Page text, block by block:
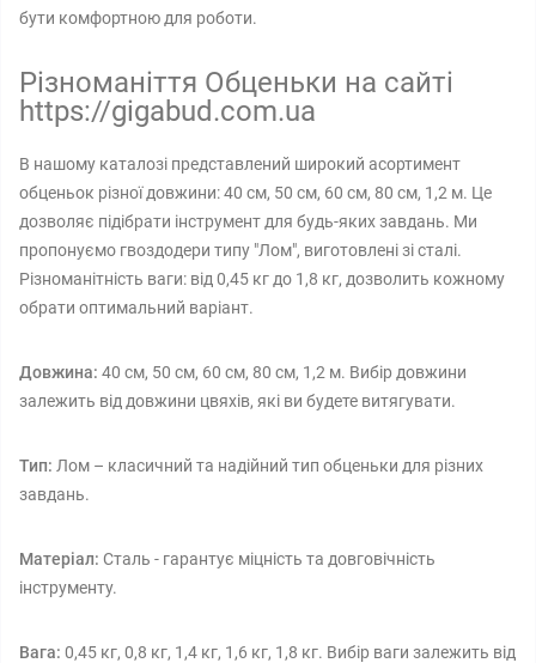
бути комфортною для роботи.
Різноманіття Обценьки на сайті
https://gigabud.com.ua
В нашому каталозі представлений широкий асортимент
обценьок різної довжини: 40 см, 50 см, 60 см, 80 см, 1,2 м. Це
дозволяє підібрати інструмент для будь-яких завдань. Ми
пропонуємо гвоздодери типу "Лом", виготовлені зі сталі.
Різноманітність ваги: від 0,45 кг до 1,8 кг, дозволить кожному
обрати оптимальний варіант.
Довжина: 40 см, 50 см, 60 см, 80 см, 1,2 м. Вибір довжини
залежить від довжини цвяхів, які ви будете витягувати.
Тип: Лом – класичний та надійний тип обценьки для різних
завдань.
Матеріал: Сталь - гарантує міцність та довговічність
інструменту.
Вага: 0,45 кг, 0,8 кг, 1,4 кг, 1,6 кг, 1,8 кг. Вибір ваги залежить від